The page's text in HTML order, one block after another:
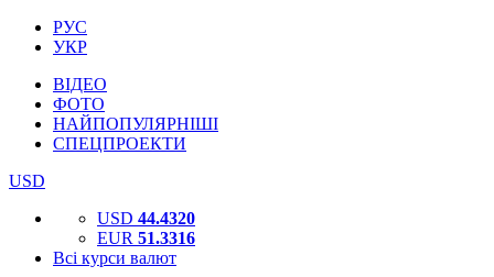
РУС
УКР
ВІДЕО
ФОТО
НАЙПОПУЛЯРНІШІ
СПЕЦПРОЕКТИ
USD
USD 44.4320
EUR 51.3316
Всі курси валют